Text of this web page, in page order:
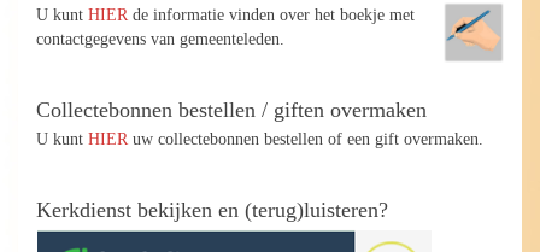
U kunt HIERde informatie vinden over het boekje met
contactgegevens van gemeenteleden.
Collectebonnen bestellen / giften overmaken
U kunt HIERuw collectebonnen bestellen of een gift overmaken.
Kerkdienst bekijken en (terug)luisteren?